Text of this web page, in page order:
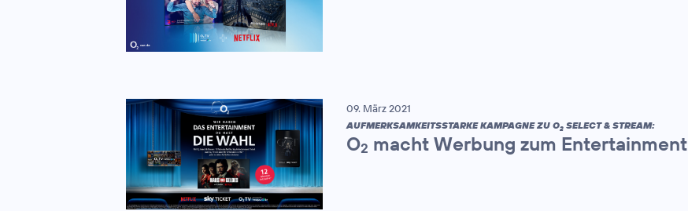
09. März 2021
AUFMERKSAMKEITSSTARKE KAMPAGNE ZU O2 SELECT & STREAM:
O2 macht Werbung zum Entertainment